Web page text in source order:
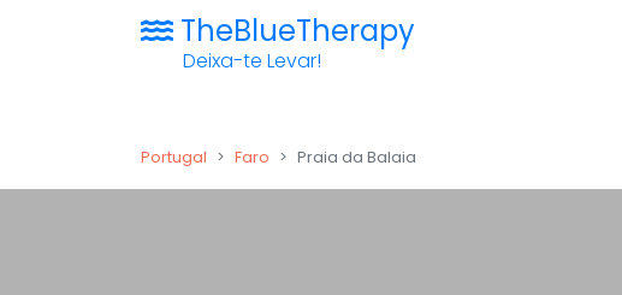
TheBlueTherapy
Deixa-te Levar!
Portugal Faro Praia da Balaia